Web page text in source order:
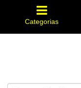
Categorias